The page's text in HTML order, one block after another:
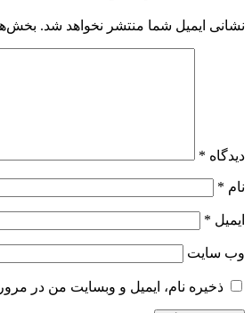
نشانی ایمیل شما منتشر نخواهد شد.
دیدگاه *
نام *
ایمیل *
وب‌ سایت
ذخیره نام، ایمیل و وبسایت من در